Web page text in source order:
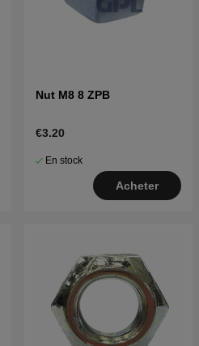
Nut M8 8 ZPB
€3.20
En stock
Acheter